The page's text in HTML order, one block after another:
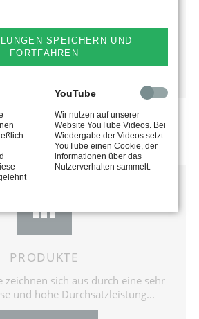
Produkten...
PRODUKTE
zeichnen sich aus durch eine sehr
und hohe Durchsatzleistung...
SPEICHERN UND
FORTFAHREN
YouTube
Wir nutzen auf unserer
Website YouTube Videos. Bei
Wiedergabe der Videos setzt
YouTube einen Cookie, der
informationen über das
Nutzerverhalten sammelt.